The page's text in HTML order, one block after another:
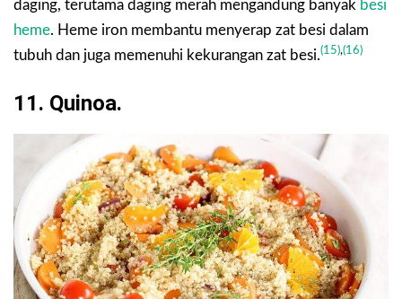
daging, terutama daging merah mengandung banyak besi
heme. Heme iron membantu menyerap zat besi dalam
tubuh dan juga memenuhi kekurangan zat besi.(15),(16)
11. Quinoa.